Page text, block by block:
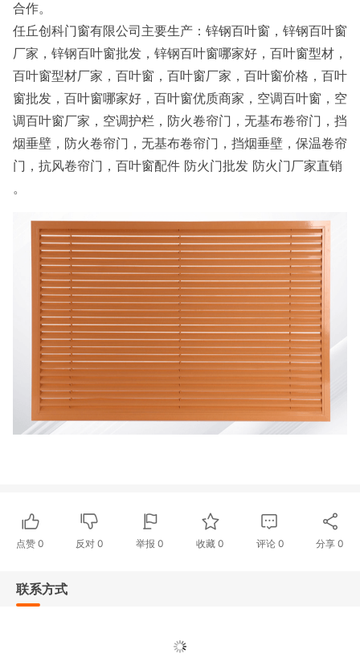
合作。
任丘创科门窗有限公司主要生产：锌钢百叶窗，锌钢百叶窗
厂家，锌钢百叶窗批发，锌钢百叶窗哪家好，百叶窗型材，
百叶窗型材厂家，百叶窗，百叶窗厂家，百叶窗价格，百叶
窗批发，百叶窗哪家好，百叶窗优质商家，空调百叶窗，空
调百叶窗厂家，空调护栏，防火卷帘门，无基布卷帘门，挡
烟垂壁，防火卷帘门，无基布卷帘门，挡烟垂壁，保温卷帘
门，抗风卷帘门，百叶窗配件 防火门批发 防火门厂家直销
。
点赞 0 反对0 举报 0 收藏 0 评论 0 分享0
联系方式